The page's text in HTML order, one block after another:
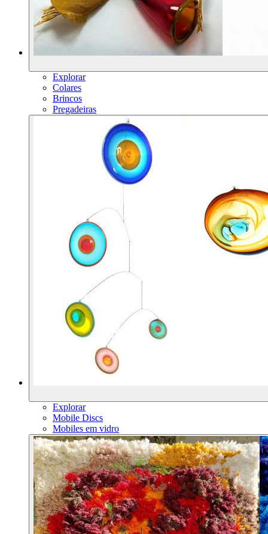
Explorar
Colares
Brincos
Pregadeiras
Explorar
Mobile Discs
Mobiles em vidro